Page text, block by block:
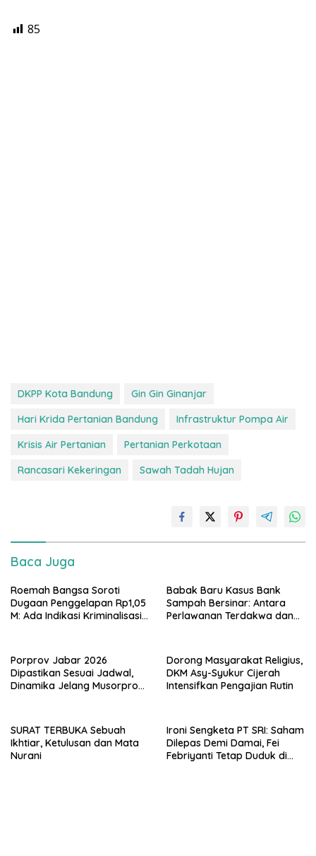
85
DKPP Kota Bandung
Gin Gin Ginanjar
Hari Krida Pertanian Bandung
Infrastruktur Pompa Air
Krisis Air Pertanian
Pertanian Perkotaan
Rancasari Kekeringan
Sawah Tadah Hujan
Baca Juga
Roemah Bangsa Soroti
Dugaan Penggelapan Rp1,05
M: Ada Indikasi Kriminalisasi
​Babak Baru Kasus Bank
Sampah Bersinar: Antara
Perlawanan Terdakwa dan
Porprov Jabar 2026
Dipastikan Sesuai Jadwal,
Dinamika Jelang Musorprov
Dorong Masyarakat Religius,
DKM Asy-Syukur Cijerah
Intensifkan Pengajian Rutin
SURAT TERBUKA Sebuah
Ikhtiar, Ketulusan dan Mata
Nurani
Ironi Sengketa PT SRI: Saham
Dilepas Demi Damai, Fei
Febriyanti Tetap Duduk di